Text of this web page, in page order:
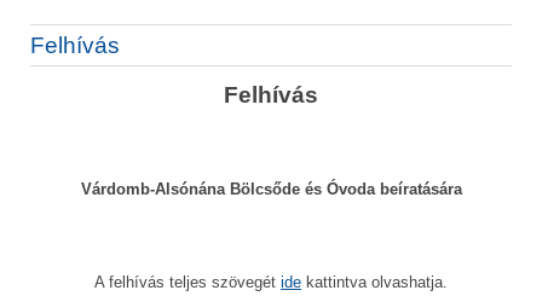
Felhívás
Felhívás
Várdomb-Alsónána Bölcsőde és Óvoda beíratására
A felhívás teljes szövegét ide kattintva olvashatja.